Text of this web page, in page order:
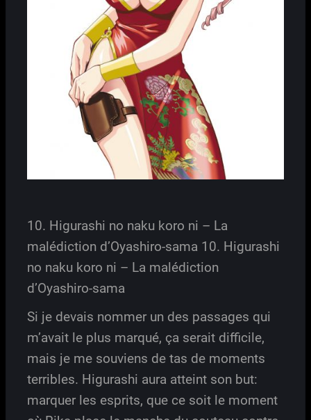
10. Higurashi no naku koro ni – La
malédiction d’Oyashiro-sama 10. Higurashi
no naku koro ni – La malédiction
d’Oyashiro-sama
Si je devais nommer un des passages qui
m’avait le plus marqué, ça serait difficile,
mais je me souviens de tas de moments
terribles. Higurashi aura atteint son but:
marquer les esprits, que ce soit le moment